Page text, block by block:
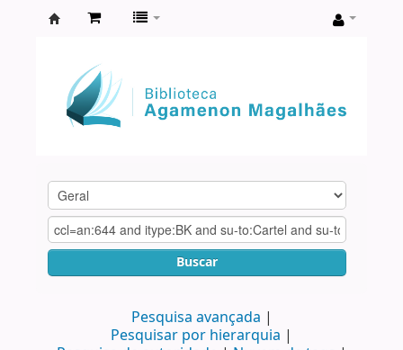
Agamenon
Magalhães
Buscar
Pesquisa avançada
Pesquisar por hierarquia